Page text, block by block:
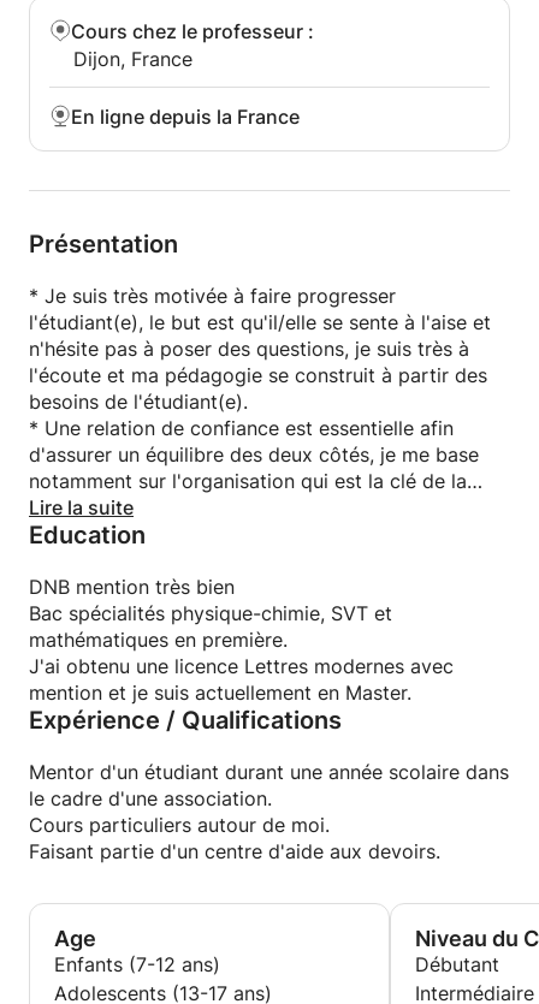
Cours chez le professeur :
Dijon, France
En ligne depuis la France
Présentation
* Je suis très motivée à faire progresser
l'étudiant(e), le but est qu'il/elle se sente à l'aise et
n'hésite pas à poser des questions, je suis très à
l'écoute et ma pédagogie se construit à partir des
besoins de l'étudiant(e).
* Une relation de confiance est essentielle afin
d'assurer un équilibre des deux côtés, je me base
notamment sur l'organisation qui est la clé de la
réussite!
* Je m'adapte à chaque personne, aucun jugement
et pour vous faire progresser.
* Viens travailler avec moi et révèle ton plein
potentiel !
Lire la suite
Education
DNB mention très bien
Bac spécialités physique-chimie, SVT et
mathématiques en première.
J'ai obtenu une licence Lettres modernes avec
mention et je suis actuellement en Master.
Expérience / Qualifications
Mentor d'un étudiant durant une année scolaire dans
le cadre d'une association.
Cours particuliers autour de moi.
Faisant partie d'un centre d'aide aux devoirs.
Age
Enfants (7-12 ans)
Adolescents (13-17 ans)
Niveau du
Débutant
Intermédiaire